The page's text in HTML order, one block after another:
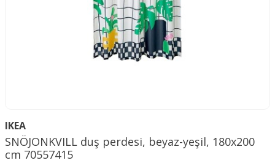
IKEA
SNÖJONKVILL duş perdesi, beyaz-yeşil, 180x200
cm 70557415